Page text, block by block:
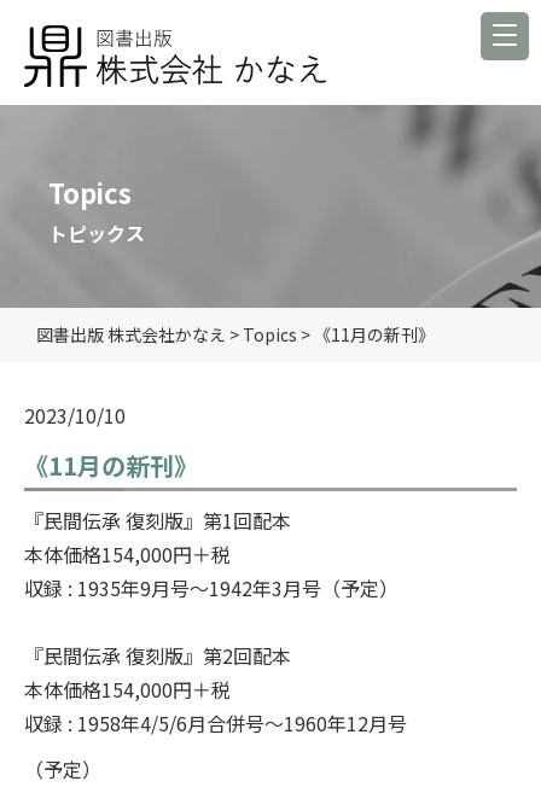
Topics
トピックス
図書出版 株式会社かなえ > Topics > 《11月の新刊》
2023/10/10
《11月の新刊》
『民間伝承 復刻版』第1回配本
本体価格154,000円＋税
収録 : 1935年9月号～1942年3月号（予定）
『民間伝承 復刻版』第2回配本
本体価格154,000円＋税
収録 : 1958年4/5/6月合併号～1960年12月号
（予定）